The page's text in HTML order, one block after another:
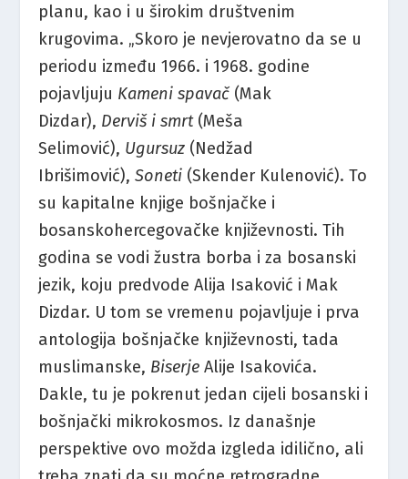
planu, kao i u širokim društvenim
krugovima. „Skoro je nevjerovatno da se u
periodu između 1966. i 1968. godine
pojavljuju Kameni spavač (Mak
Dizdar), Derviš i smrt (Meša
Selimović), Ugursuz (Nedžad
Ibrišimović),Soneti (Skender Kulenović). To
su kapitalne knjige bošnjačke i
bosanskohercegovačke književnosti. Tih
godina se vodi žustra borba i za bosanski
jezik, koju predvode Alija Isaković i Mak
Dizdar. U tom se vremenu pojavljuje i prva
antologija bošnjačke književnosti, tada
muslimanske, Biserje Alije Isakovića.
Dakle, tu je pokrenut jedan cijeli bosanski i
bošnjački mikrokosmos. Iz današnje
perspektive ovo možda izgleda idilično, ali